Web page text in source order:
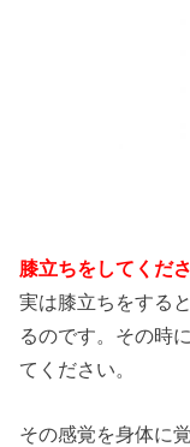
膝立ちをしてくださ
実は膝立ちをする
るのです。その時
てください。
その感覚を身体に